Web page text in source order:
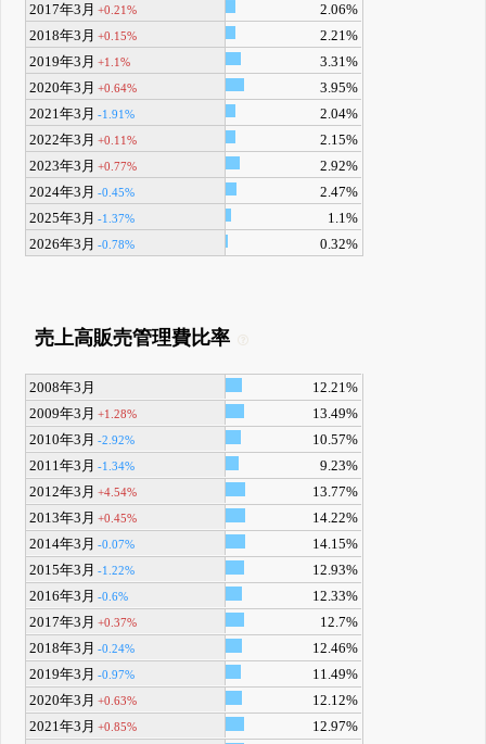
2017年3月 +0.21%
2.06%
2018年3月 +0.15%
2.21%
2019年3月 +1.1%
3.31%
2020年3月 +0.64%
3.95%
2021年3月 -1.91%
2.04%
2022年3月 +0.11%
2.15%
2023年3月 +0.77%
2.92%
2024年3月 -0.45%
2.47%
2025年3月 -1.37%
1.1%
2026年3月 -0.78% 0.32%
売上高販売管理費比率
2008年3月
12.21%
2009年3月 +1.28%
13.49%
2010年3月 -2.92%
10.57%
2011年3月 -1.34%
9.23%
2012年3月 +4.54%
13.77%
2013年3月 +0.45%
14.22%
2014年3月 -0.07%
14.15%
2015年3月 -1.22%
12.93%
2016年3月 -0.6%
12.33%
2017年3月 +0.37%
12.7%
2018年3月 -0.24%
12.46%
2019年3月 -0.97%
11.49%
2020年3月 +0.63%
12.12%
2021年3月 +0.85%
12.97%